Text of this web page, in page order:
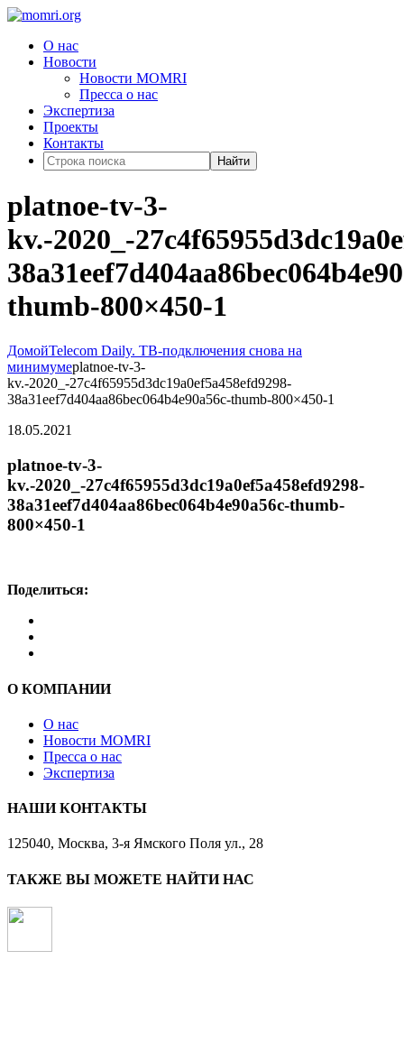
О нас
Новости
Новости MOMRI
Пресса о нас
Экспертиза
Проекты
Контакты
Найти
platnoe-tv-3-
kv.-2020_-
thumb-800×450-1
ДомойTelecom Daily. ТВ-подключения снова на
минимумеplatnoe-tv-3-
kv.-2020_-27c4f65955d3dc19a0ef5a458efd9298-
38a31eef7d404aa86bec064b4e90a56c-thumb-800×450-1
18.05.2021
platnoe-tv-3-
kv.-2020_-27c4f65955d3dc19a0ef5a458efd9298-
38a31eef7d404aa86bec064b4e90a56c-thumb-
800×450-1
Поделиться:
О КОМПАНИИ
О нас
Новости MOMRI
Пресса о нас
Экспертиза
НАШИ КОНТАКТЫ
125040, Москва, 3-я Ямского Поля ул., 28
ТАКЖЕ ВЫ МОЖЕТЕ НАЙТИ НАС